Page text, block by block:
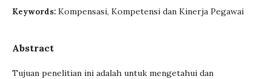
Keywords: Kompensasi, Kompetensi dan Kinerja Pegawai
Abstract
Tujuan penelitian ini adalah untuk mengetahui dan